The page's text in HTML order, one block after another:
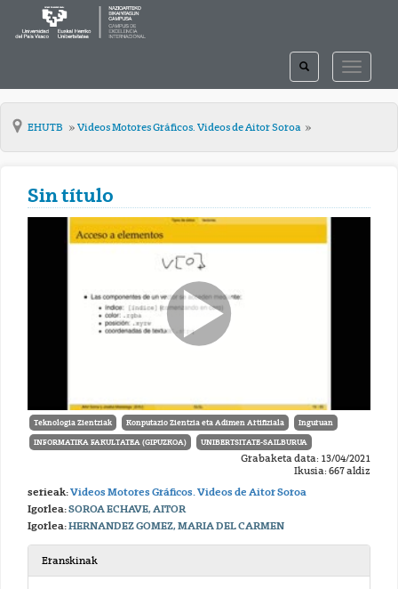
TOGGLE
TOGGLE
SEARCH
EHUTB Videos Motores Gráficos. Videos de Aitor Soroa
Sin título
Teknologia Zientziak Konputazio Zientzia eta Adimen Artifiziala Inguruan
INFORMATIKA FAKULTATEA (GIPUZKOA) UNIBERTSITATE-SAILBURUA
Grabaketa data: 13/04/2021
Ikusia: 667 aldiz
serieak:Videos Motores Gráficos. Videos de Aitor Soroa
Igorlea:SOROA ECHAVE, AITOR
Igorlea:HERNANDEZ GOMEZ, MARIA DEL CARMEN
Eranskinak